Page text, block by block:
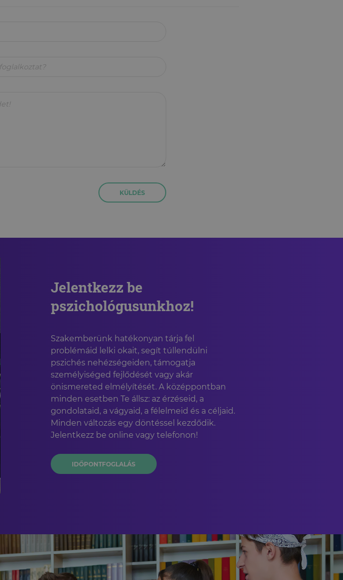
KÜLDÉS
Jelentkezz be
pszichológusunkhoz!
Szakemberünk hatékonyan tárja fel
problémáid lelki okait, segít túllendülni
pszichés nehézségeiden, támogatja
személyiséged fejlődését vagy akár
önismereted elmélyítését. A középpontban
minden esetben Te állsz: az érzéseid, a
gondolataid, a vágyaid, a félelmeid és a céljaid.
Minden változás egy döntéssel kezdődik.
Jelentkezz be online vagy telefonon!
IDŐPONTFOGLALÁS